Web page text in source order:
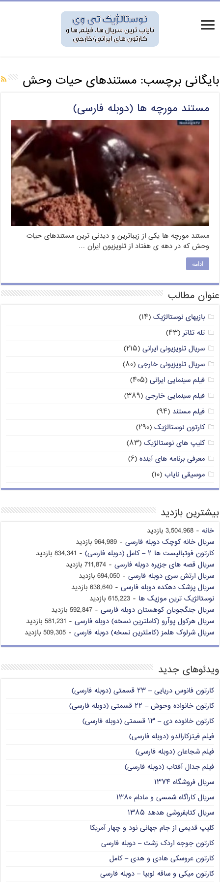
بایگانی برچسب:مستندهای حیات وحش
مستند مورچه ها (دوبله فارسی)
مستند مورچه ها یکی از زیباترین و دیدنی ترین مستندهای حیات
وحش که در دهه ی هفتاد از تلویزیون ایران …
ادامه
عنوان مطالب
بازیهای نوستالژیک (۱۴)
تله تئاتر (۴۳)
سریال تلویزیونی ایرانی (۲۱۵)
سریال تلویزیونی خارجی (۸۰)
فیلم سینمایی ایرانی (۴۰۵)
فیلم سینمایی خارجی (۳۸۹)
فیلم مستند (۹۴)
کارتون نوستالژیک (۲۹۰)
کلیپ های نوستالژیک (۸۳)
معرفی برنامه های آینده (۶)
موسیقی نایاب (۱۰)
بیشترین بازدید
خانه - 3,504,968 بازدید
سریال خانه کوچک دوبله فارسی - 964,989 بازدید
کارتون فوتبالیست ها ۲ – کامل (دوبله فارسی)
- 834,341 بازدید
سریال قصه های جزیره دوبله فارسی - 711,874 بازدید
سریال ارتش سری دوبله فارسی - 694,050 بازدید
سریال پزشک دهکده دوبله فارسی - 638,640 بازدید
نوستالژیک ترین موزیک ها - 615,223 بازدید
سریال جنگجویان کوهستان دوبله فارسی - 592,847 بازدید
سریال هرکول پوآرو (کاملترین نسخه) دوبله فارسی - 581,231 بازدید
سریال شرلوک هلمز (کاملترین نسخه) دوبله فارسی - 509,305 بازدید
ویدئوهای جدید
کارتون فانوس دریایی – ۲۳ قسمتی (دوبله فارسی)
کارتون خانواده وحوش – ۲۲ قسمتی (دوبله فارسی)
کارتون خانوده دی – ۱۳ قسمتی (دوبله فارسی)
فیلم فیتزکارالدو (دوبله فارسی)
فیلم شجاعان (دوبله فارسی)
فیلم جدال آفتاب (دوبله فارسی)
سریال فروشگاه ۱۳۷۴
سریال کاراگاه شمسی و مادام ۱۳۸۰
سریال کتابفروشی هدهد ۱۳۸۵
کلیپ قدیمی از جام جهانی نود و چهار آمریکا
کارتون جوجه اردک زشت – دوبله فارسی
کارتون عروسکی هادی و هدی – کامل
کارتون میکی و ساقه لوبیا – دوبله فارسی